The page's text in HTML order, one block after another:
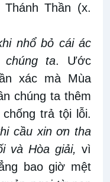
Thần (x.
nhổ bỏ cái ác
ta. Ước
xác mà Mùa
chúng ta thêm
trả tội lỗi.
cầu xin ơn tha
và Hòa giải, vì
bao giờ mệt